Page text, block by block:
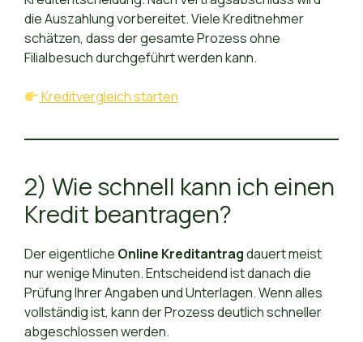
die Auszahlung vorbereitet. Viele Kreditnehmer
schätzen, dass der gesamte Prozess ohne
Filialbesuch durchgeführt werden kann.
Kreditvergleich starten
2) Wie schnell kann ich einen
Kredit beantragen?
Der eigentliche Online Kreditantragdauert meist
nur wenige Minuten. Entscheidend ist danach die
Prüfung Ihrer Angaben und Unterlagen. Wenn alles
vollständig ist, kann der Prozess deutlich schneller
abgeschlossen werden.